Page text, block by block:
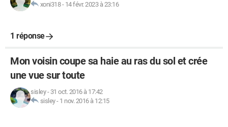
xoni318- 14 févr. 2023 à 23:16
1 réponse
Mon voisin coupe sa haie au ras du sol et crée
une vue sur toute
sisley- 31 oct. 2016 à 17:42
sisley- 1 nov. 2016 à 12:15